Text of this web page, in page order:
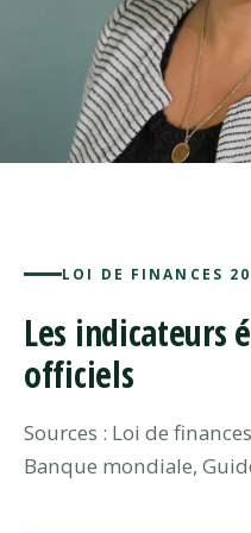
LOI DE FINANCES
Les indicateurs
officiels
Sources : Loi de
Banque mondiale,